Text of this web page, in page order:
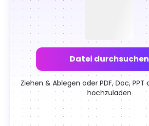
KI-Bild
Alle Werkzeuge
Notebook
Datei durchsuchen
Ziehen & Ablegen oder PDF, Doc,
hochzuladen